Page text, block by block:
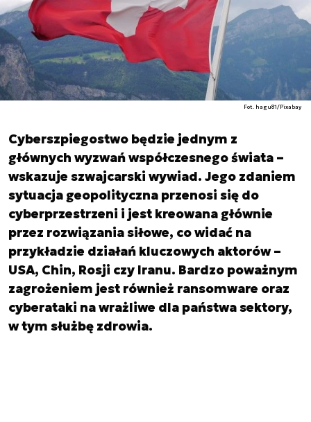
Fot. hagu81/Pixabay
Cyberszpiegostwo będzie jednym z
głównych wyzwań współczesnego świata –
wskazuje szwajcarski wywiad. Jego zdaniem
sytuacja geopolityczna przenosi się do
cyberprzestrzeni i jest kreowana głównie
przez rozwiązania siłowe, co widać na
przykładzie działań kluczowych aktorów –
USA, Chin, Rosji czy Iranu. Bardzo poważnym
zagrożeniem jest również ransomware oraz
cyberataki na wrażliwe dla państwa sektory,
w tym służbę zdrowia.